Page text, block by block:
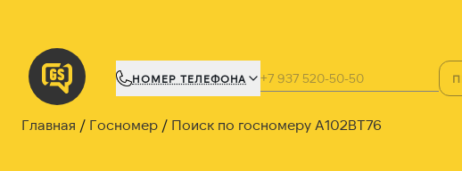
НОМЕР ТЕЛЕФОНА
Главная Госномер Поиск по госномеру А102ВТ76